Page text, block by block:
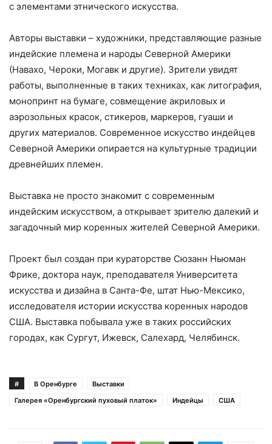
с элементами этнического искусства.
Авторы выставки – художники, представляющие разные
индейские племена и народы Северной Америки
(Навахо, Чероки, Могавк и другие). Зрители увидят
работы, выполненные в таких техниках, как литография,
монопринт на бумаге, совмещение акриловых и
аэрозольных красок, стикеров, маркеров, гуаши и
других материалов. Современное искусство индейцев
Северной Америки опирается на культурные традиции
древнейших племен.
Выставка не просто знакомит с современным
индейским искусством, а открывает зрителю далекий и
загадочный мир коренных жителей Северной Америки.
Проект был создан при кураторстве Сюзанн Ньюман
Фрике, доктора наук, преподавателя Университета
искусства и дизайна в Санта-Фе, штат Нью-Мексико,
исследователя истории искусства коренных народов
США. Выставка побывала уже в таких российских
городах, как Сургут, Ижевск, Салехард, Челябинск.
# В Оренбурге
Выставки
Галерея «Оренбургский пуховый платок»
Индейцы США